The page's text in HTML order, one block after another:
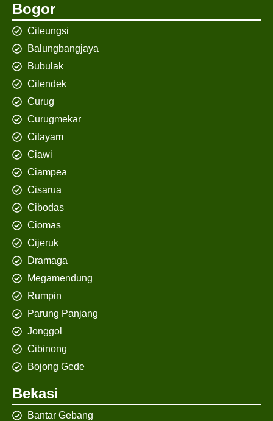
Bogor
Cileungsi
Balungbangjaya
Bubulak
Cilendek
Curug
Curugmekar
Citayam
Ciawi
Ciampea
Cisarua
Cibodas
Ciomas
Cijeruk
Dramaga
Megamendung
Rumpin
Parung Panjang
Jonggol
Cibinong
Bojong Gede
Bekasi
Bantar Gebang